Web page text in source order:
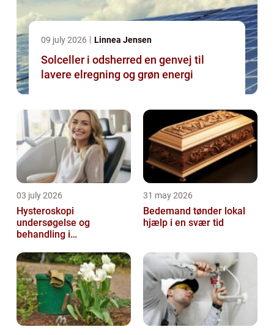
09 july 2026 Linnea Jensen
Solceller i odsherred en genvej til
lavere elregning og grøn energi
03 july 2026
Hysteroskopi
undersøgelse og
behandling i
31 may 2026
Bedemand tønder lokal
hjælp i en svær tid